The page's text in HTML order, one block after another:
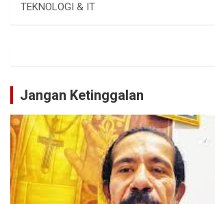
TEKNOLOGI & IT
Jangan Ketinggalan